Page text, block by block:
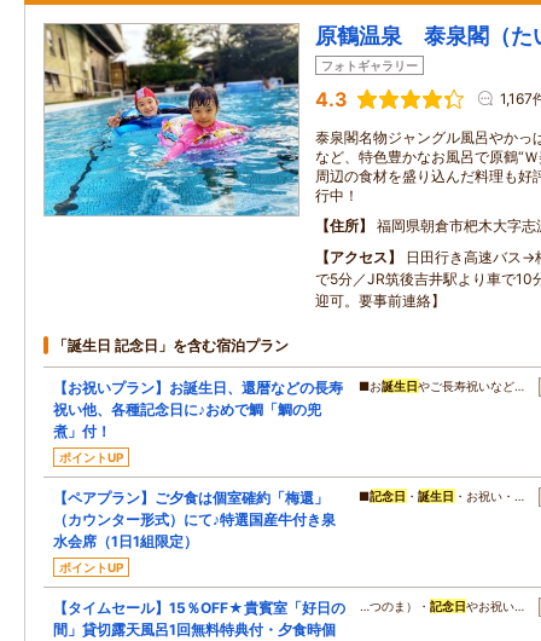
原鶴温泉 泰泉閣（た
フォトギャラリー
4.3 1,167
泰泉閣名物ジャングル風呂やかっ
など、特色豊かなお風呂で原鶴“
周辺の食材を盛り込んだ料理も好
行中！
住所
福岡県朝倉市杷木大字
アクセス
日田行き高速バス→
で5分／JR筑後吉井駅より車で10
迎可。要事前連絡】
「誕生日 記念日」を含む宿泊プラン
【お祝いプラン】お誕生日、還暦などの長寿
祝い他、各種記念日に♪おめで鯛「鯛の兜
煮」付！
ポイントUP
■お誕生日やご長寿祝いなど…
【ペアプラン】ご夕食は個室確約「梅還」
（カウンター形式）にて♪特選国産牛付き泉
水会席（1日1組限定）
ポイントUP
■記念日 ・誕生日 ・お祝い・…
【タイムセール】15％OFF★貴賓室「好日の
間」貸切露天風呂1回無料特典付・夕食時個
…つのま）・ 記念日やお祝い…